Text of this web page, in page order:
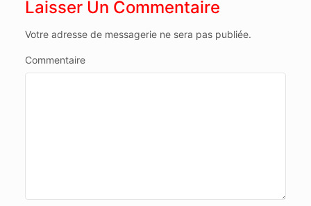
Laisser Un Commentaire
Votre adresse de messagerie ne sera pas publiée.
Commentaire